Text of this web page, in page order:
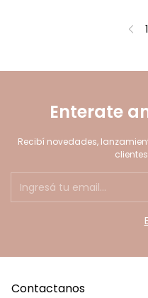
1
Enterate
Recibí novedades,
Contactanos